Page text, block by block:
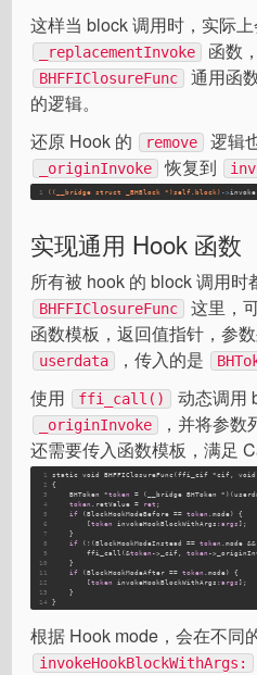
这样当 block 调用时，实际
_replacementInvoke 函数
BHFFIClosureFunc
通用函
的逻辑。
还原 Hook 的
remove 逻辑
_originInvoke 恢复到
1 ((__bridge struct _BHBlock *)self.block) ->
实现通用 Hook 函数
所有被 hook 的 block 调用时
BHFFIClosureFunc
这里，
函数模板，返回值指针，参
userdata ，传入的是
使用
ffi_call() 动态调用
_originInvoke
，并将参数
还需要传入函数模板，满足
1
2
3
4
5
6
7
8
9
10
11
12
13
14
static void BHFFIClosureFunc(ffi_cif *cif,
{
    BHToken *
token
= (__bridge BHToken
token
.retValue = ret ;
if
(BlockHookModeBefore == token
.mode) {
        [
token invokeHookBlockWithArgs:args ];
    }
if
(!(BlockHookModeInstead == token .mode
        ffi_call(&
token ->_cif, token -
    }
if
(BlockHookModeAfter == token
.mode) {
        [
token invokeHookBlockWithArgs:args ];
    }
}
根据 Hook mode，会在不同
invokeHookBlockWithArgs: